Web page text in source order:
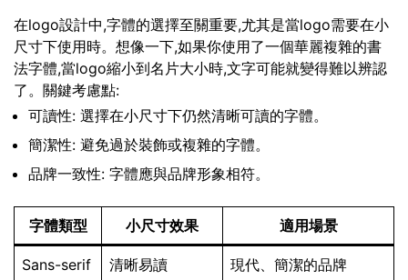
在logo設計中,字體的選擇至關重要,尤其是當logo需要在小
尺寸下使用時。想像一下,如果你使用了一個華麗複雜的書
法字體,當logo縮小到名片大小時,文字可能就變得難以辨認
了。關鍵考慮點:
可讀性: 選擇在小尺寸下仍然清晰可讀的字體。
簡潔性: 避免過於裝飾或複雜的字體。
品牌一致性: 字體應與品牌形象相符。
字體類型 小尺寸效果 適用場景
Sans-serif 清晰易讀 現代、簡潔的品牌